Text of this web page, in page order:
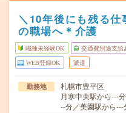
＼10年後にも残る
の職場へ＊介護
職種未経験OK 交通費別途支給
WEB登録OK 派遣
勤務地
札幌市豊平区
月寒中央駅から---
--分／美園駅から---